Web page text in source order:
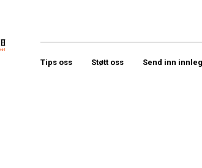
Tips oss Støtt oss Send inn